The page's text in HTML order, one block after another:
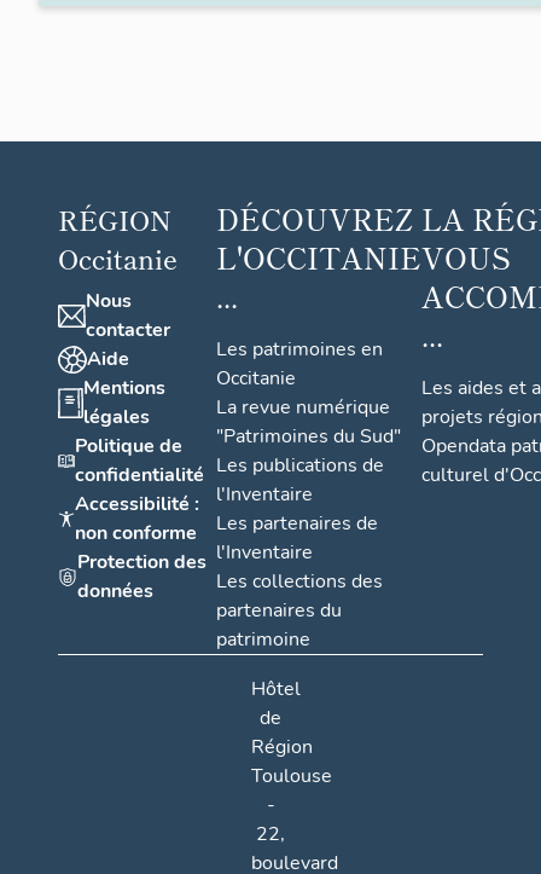
RÉGION
Occitanie
Nous
contacter
Aide
Mentions
légales
Politique de
confidentialité
Accessibilité :
non conforme
Protection des
données
DÉCOUVREZ
L'OCCITANIE
...
Les patrimoines en
Occitanie
La revue numérique
"Patrimoines du Sud"
Les publications de
l'Inventaire
Les partenaires de
l'Inventaire
Les collections des
partenaires du
patrimoine
LA
VOUS
...
Les aides et
projets
Opendata
culturel
Hôtel
de
Région
Toulouse
-
22,
boulevard